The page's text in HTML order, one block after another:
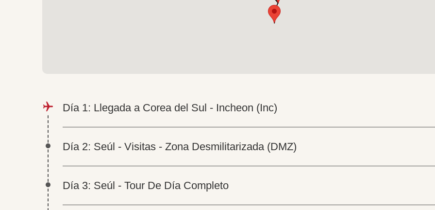
Día 1: Llegada a Corea del Sul - Incheon (Inc)
Día 2: Seúl - Visitas - Zona Desmilitarizada (DMZ)
Día 3: Seúl - Tour De Día Completo